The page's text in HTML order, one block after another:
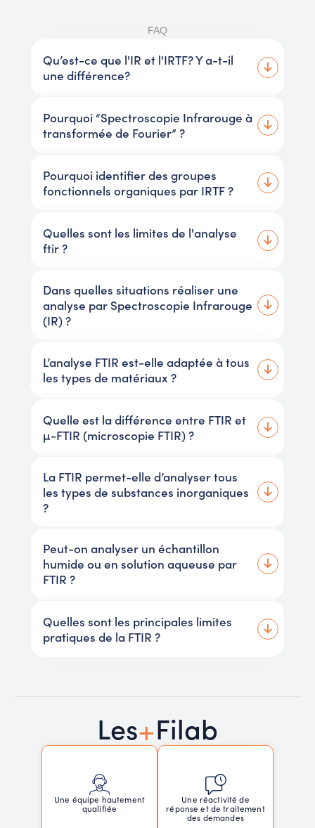
FAQ
Qu’est-ce que l'IR et l'IRTF? Y a-t-il
une différence?
Pourquoi “Spectroscopie Infrarouge à
transformée de Fourier” ?
Pourquoi identifier des groupes
fonctionnels organiques par IRTF ?
Quelles sont les limites de l'analyse
ftir ?
Dans quelles situations réaliser une
analyse par Spectroscopie Infrarouge
(IR) ?
L’analyse FTIR est-elle adaptée à tous
les types de matériaux ?
Quelle est la différence entre FTIR et
µ-FTIR (microscopie FTIR) ?
La FTIR permet-elle d’analyser tous
les types de substances inorganiques
?
Peut-on analyser un échantillon
humide ou en solution aqueuse par
FTIR ?
Quelles sont les principales limites
pratiques de la FTIR ?
Les+Filab
Une équipe hautement
qualifiée
Une réactivité de
réponse et de traitement
des demandes